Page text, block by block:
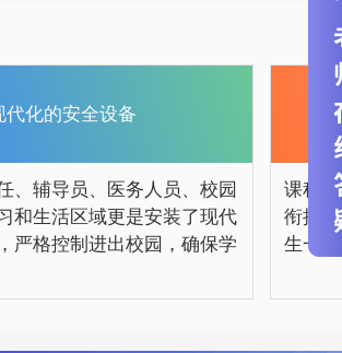
代化的安全设备
、辅导员、医务人员、校园
和生活区域更是安装了现代
严格控制进出校园，确保学
课程
衔接
生一